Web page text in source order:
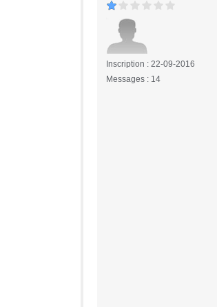
Inscription : 22-09-2016
Messages : 14